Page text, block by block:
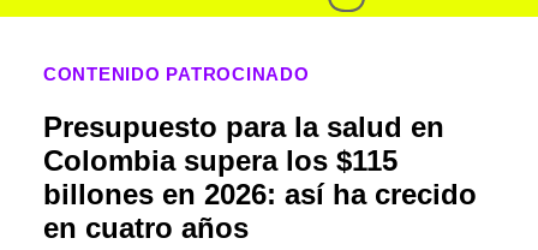
CONTENIDO PATROCINADO
Presupuesto para la salud en
Colombia supera los $115
billones en 2026: así ha crecido
en cuatro años